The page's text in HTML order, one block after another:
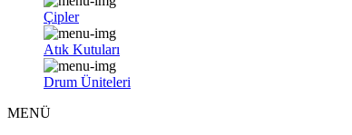
Çipler
Atık Kutuları
Drum Üniteleri
MENÜ